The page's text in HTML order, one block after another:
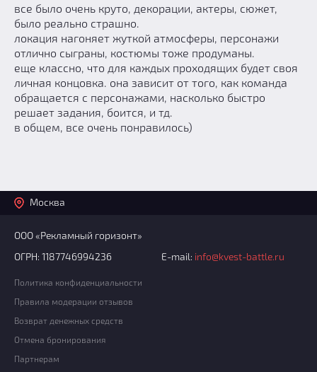
все было очень круто, декорации, актеры, сюжет,
было реально страшно.
локация нагоняет жуткой атмосферы, персонажи
отлично сыграны, костюмы тоже продуманы.
еще классно, что для каждых проходящих будет своя
личная концовка. она зависит от того, как команда
обращается с персонажами, насколько быстро
решает задания, боится, и тд.
в общем, все очень понравилось)
Москва
ООО «Рекламный горизонт»
ОГРН: 1187746994236
E-mail: info@kvest-battle.ru
Политика конфиденциальности
Правила модерации отзывов
Возврат денежных средств
Отмена бронирования
Партнерам